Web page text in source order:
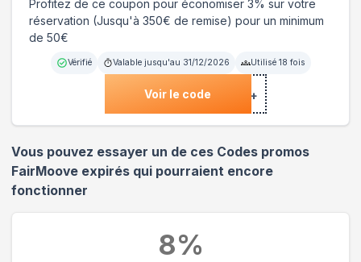
Profitez de ce coupon pour économiser 3% sur votre
réservation (Jusqu'à 350€ de remise) pour un minimum
de 50€
Vérifié Valable jusqu'au 31/12/2026 Utilisé 18 fois
Voir le code ***R+
Vous pouvez essayer un de ces Codes promos
FairMoove expirés qui pourraient encore
fonctionner
8%